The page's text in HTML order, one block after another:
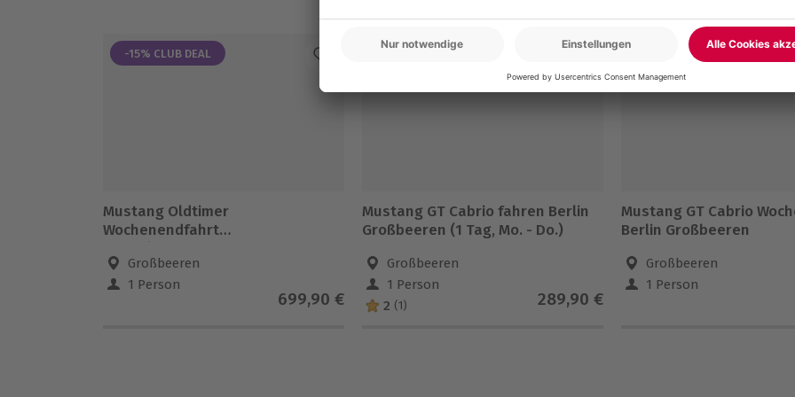
-15% CLUB DEAL
Mustang Oldtimer
Wochenendfahrt
Großbeeren
1 Person
699,90 €
Mustang GT Cabrio fahren Berlin
Großbeeren (1 Tag, Mo. - Do.)
Großbeeren
1 Person
2 (1) 289,90 €
-15% CLUB DEAL
Mustang GT Cabrio
Berlin Großbeeren
Großbeeren
1 Person